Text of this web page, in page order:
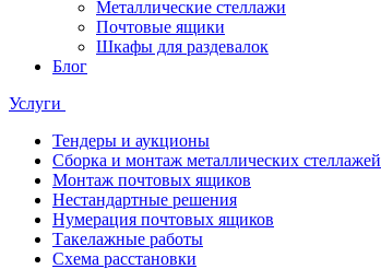
Металлические стеллажи
Почтовые ящики
Шкафы для раздевалок
Блог
Услуги
Тендеры и аукционы
Сборка и монтаж металлических стеллажей
Монтаж почтовых ящиков
Нестандартные решения
Нумерация почтовых ящиков
Такелажные работы
Схема расстановки